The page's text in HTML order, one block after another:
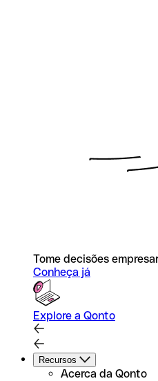
Tome decisões
Conheça já
Explore a Qonto
Recursos
Acerca da Qonto